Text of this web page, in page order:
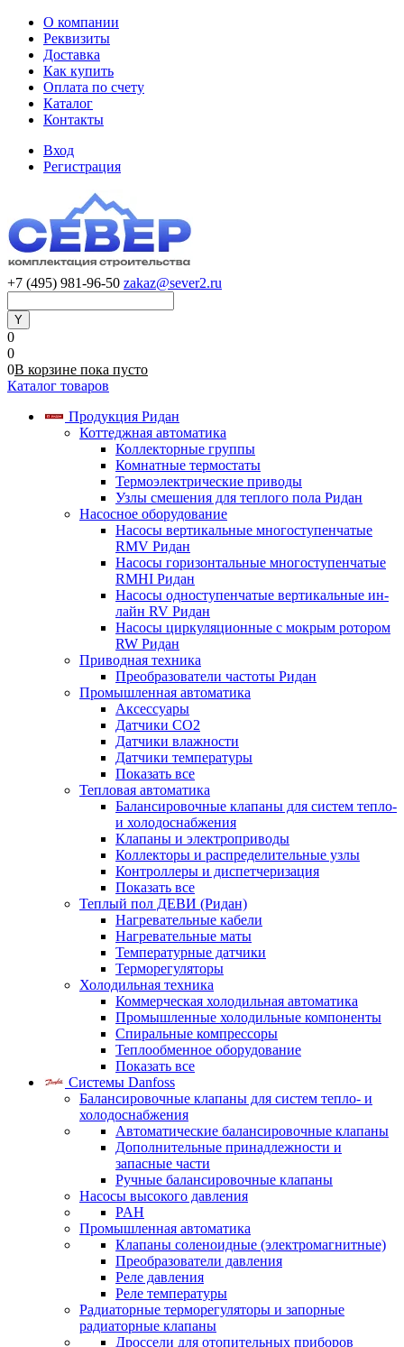
О компании
Реквизиты
Доставка
Как купить
Оплата по счету
Каталог
Контакты
Вход
Регистрация
+7 (495) 981-96-50 zakaz@sever2.ru
0
0
0В корзине пока пусто
Каталог товаров
Продукция Ридан
Коттеджная автоматика
Коллекторные группы
Комнатные термостаты
Термоэлектрические приводы
Узлы смешения для теплого пола Ридан
Насосное оборудование
Насосы вертикальные многоступенчатые
RMV Ридан
Насосы горизонтальные многоступенчатые
RMHI Ридан
Насосы одноступенчатые вертикальные ин-
лайн RV Ридан
Насосы циркуляционные с мокрым ротором
RW Ридан
Приводная техника
Преобразователи частоты Ридан
Промышленная автоматика
Аксессуары
Датчики CO2
Датчики влажности
Датчики температуры
Показать все
Тепловая автоматика
Балансировочные клапаны для систем тепло-
и холодоснабжения
Клапаны и электроприводы
Коллекторы и распределительные узлы
Контроллеры и диспетчеризация
Показать все
Теплый пол ДЕВИ (Ридан)
Нагревательные кабели
Нагревательные маты
Температурные датчики
Терморегуляторы
Холодильная техника
Коммерческая холодильная автоматика
Промышленные холодильные компоненты
Спиральные компрессоры
Теплообменное оборудование
Показать все
Системы Danfoss
Балансировочные клапаны для систем тепло- и
холодоснабжения
Автоматические балансировочные клапаны
Дополнительные принадлежности и
запасные части
Ручные балансировочные клапаны
Насосы высокого давления
PAH
Промышленная автоматика
Клапаны соленоидные (электромагнитные)
Преобразователи давления
Реле давления
Реле температуры
Радиаторные терморегуляторы и запорные
радиаторные клапаны
Дроссели для отопительных приборов